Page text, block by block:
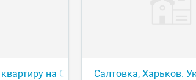
на СалтовкеСалтовка, Харьков.